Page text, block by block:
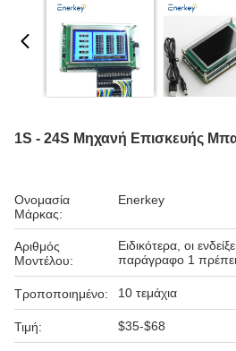
1S - 24S Μηχανή Επισκευής
Ονομασία
Μάρκας:
Enerkey
Αριθμός
Μοντέλου:
Ειδικότερα, οι
παράγραφο 1
Τροποποιημένο: 10 τεμάχια
Τιμή: $35-$68